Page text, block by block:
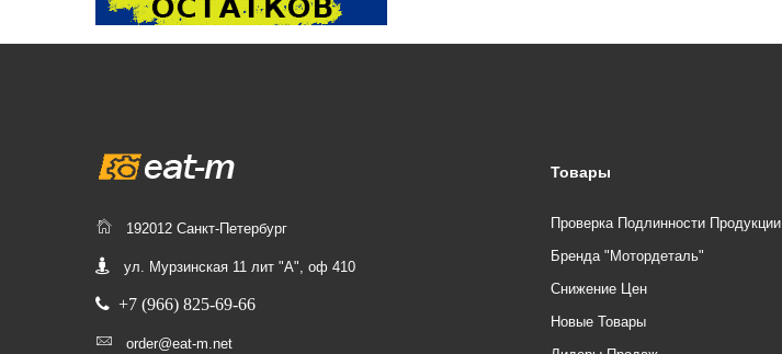
192012 Санкт-Петербург
ул. Мурзинская 11 лит "А", оф 410
+7 (966) 825-69-66
order@eat-m.net
Товары
Проверка Подлинности Продукции
Бренда "Мотордеталь"
Снижение Цен
Новые Товары